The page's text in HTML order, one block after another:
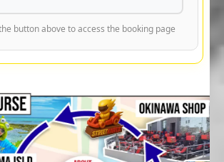
button above to access the booking page